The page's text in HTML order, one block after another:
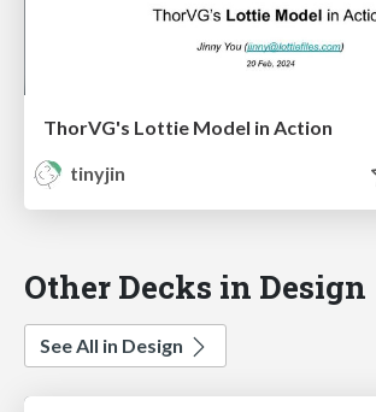
ThorVG's Lottie Model in Action
tinyjin
Other Decks in Design
See All in Design